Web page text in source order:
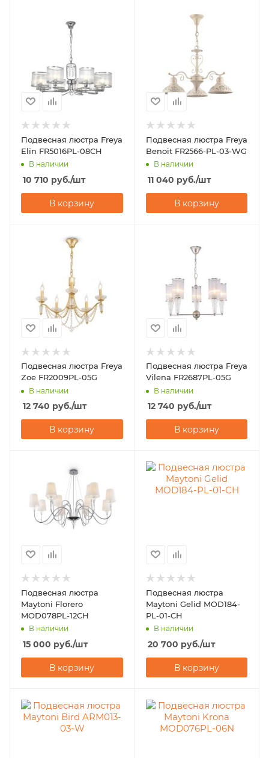
Подвесная люстра Freya
Elin FR5016PL-08CH
В наличии
10 710 руб./шт
В корзину
Подвесная люстра Freya
Benoit FR2566-PL-03-WG
В наличии
11 040 руб./шт
В корзину
Подвесная люстра Freya
Zoe FR2009PL-05G
В наличии
12 740 руб./шт
В корзину
Подвесная люстра Freya
Vilena FR2687PL-05G
В наличии
12 740 руб./шт
В корзину
Подвесная люстра
Maytoni Florero
MOD078PL-12CH
В наличии
15 000 руб./шт
В корзину
Подвесная люстра
Maytoni Gelid MOD184-
PL-01-CH
В наличии
20 700 руб./шт
В корзину